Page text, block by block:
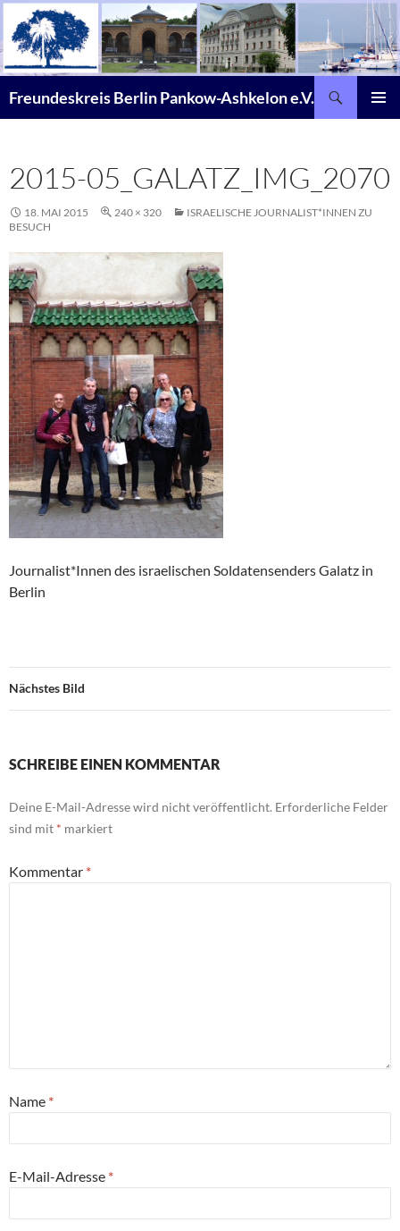
Zum
Inhalt
springen
Freundeskreis Berlin Pankow-Ashkelon e.V.
2015-05_GALATZ_IMG_2070
18. MAI 2015 240 × 320
ISRAELISCHE JOURNALIST*INNEN ZU
BESUCH
Journalist*Innen des israelischen Soldatensenders Galatz in
Berlin
Nächstes Bild
SCHREIBE EINEN KOMMENTAR
Deine E-Mail-Adresse wird nicht veröffentlicht. Erforderliche Felder
sind mit * markiert
Kommentar *
Name *
E-Mail-Adresse *